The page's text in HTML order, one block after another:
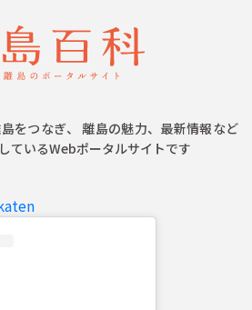
をつなぎ、 離島の魅力、最新情報など
ているWebポータルサイトです